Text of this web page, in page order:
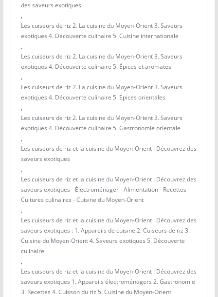
des saveurs exotiques
,
Les cuiseurs de riz 2. La cuisine du Moyen-Orient 3. Saveurs
exotiques 4. Découverte culinaire 5. Cuisine internationale
,
Les cuiseurs de riz 2. La cuisine du Moyen-Orient 3. Saveurs
exotiques 4. Découverte culinaire 5. Épices et aromates
,
Les cuiseurs de riz 2. La cuisine du Moyen-Orient 3. Saveurs
exotiques 4. Découverte culinaire 5. Épices orientales
,
Les cuiseurs de riz 2. La cuisine du Moyen-Orient 3. Saveurs
exotiques 4. Découverte culinaire 5. Gastronomie orientale
,
Les cuiseurs de riz et la cuisine du Moyen-Orient : Découvrez des
saveurs exotiques
,
Les cuiseurs de riz et la cuisine du Moyen-Orient : Découvrez des
saveurs exotiques - Électroménager - Alimentation - Recettes -
Cultures culinaires - Cuisine du Moyen-Orient
,
Les cuiseurs de riz et la cuisine du Moyen-Orient : Découvrez des
saveurs exotiques : 1. Appareils de cuisine 2. Cuiseurs de riz 3.
Cuisine du Moyen-Orient 4. Saveurs exotiques 5. Découverte
culinaire
,
Les cuiseurs de riz et la cuisine du Moyen-Orient : Découvrez des
saveurs exotiques 1. Appareils électroménagers 2. Gastronomie
3. Recettes 4. Cuisson du riz 5. Cuisine du Moyen-Orient